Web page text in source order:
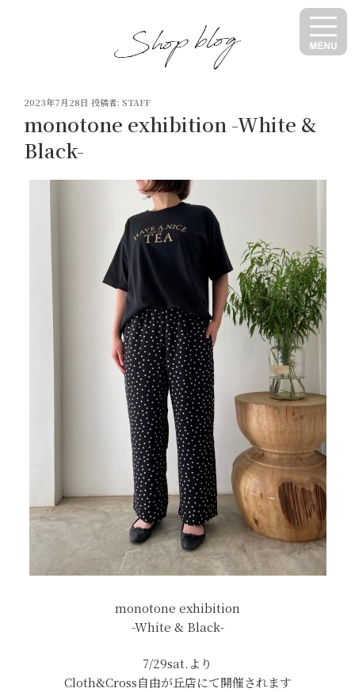
投
日:
2023年7月28日 投稿者: STAFF
monotone exhibition -White &
Black-
monotone exhibition
-White & Black-
7/29sat.より
Cloth&Cross自由が丘店にて開催されます